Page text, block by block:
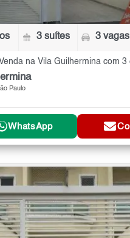
3 suítes 3 vagas
na Vila Guilhermina com 3
Paulo
WhatsApp